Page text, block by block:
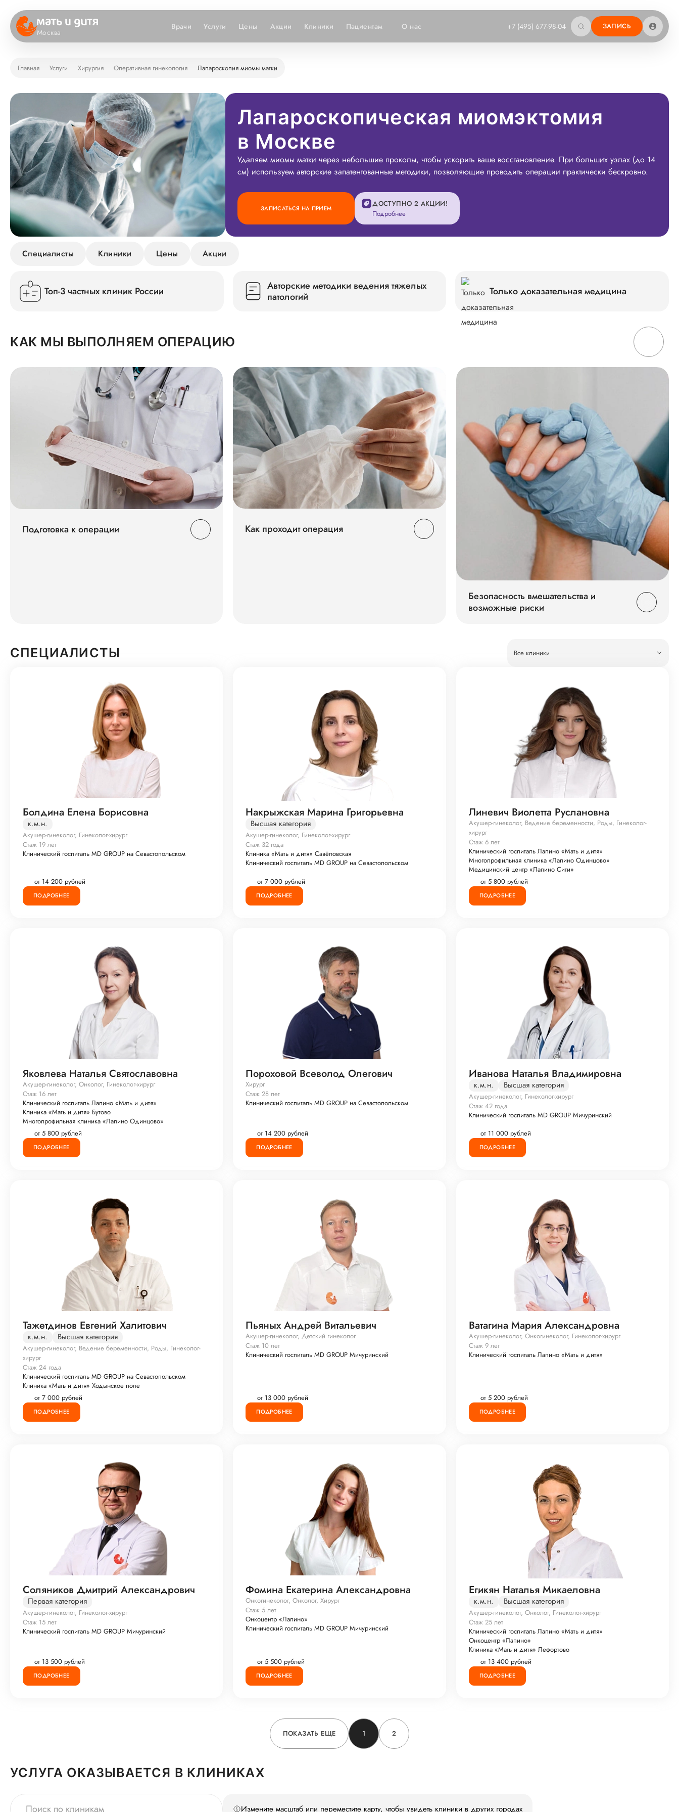
Москва
Врачи Услуги Цены Акции Клиники Пациентам О нас +7 (495) 677-98-04 ЗАПИСЬ
Главная Услуги Хирургия Оперативная гинекология Лапароскопия миомы матки
Лапароскопическая миомэктомия
в Москве
Удаляем миомы матки через небольшие проколы, чтобы ускорить ваше восстановление. При больших узлах (до 14
см) используем авторские запатентованные методики, позволяющие проводить операции практически бескровно.
ЗАПИСАТЬСЯ НА ПРИЕМ
ДОСТУПНО 2 АКЦИИ!
Подробнее
Специалисты Клиники Цены Акции
Топ-3 частных клиник России
Авторские методики ведения тяжелых
патологий
Только доказательная медицина
КАК МЫ ВЫПОЛНЯЕМ ОПЕРАЦИЮ
Подготовка к операции Как проходит операция
Безопасность вмешательства и
возможные риски
СПЕЦИАЛИСТЫ Все клиники
Болдина Елена Борисовна
к.м.н.
Акушер-гинеколог, Гинеколог-хирург
Стаж 19 лет
Клинический госпиталь MD GROUP на Севастопольском
от 14 200 рублей
ПОДРОБНЕЕ
Накрыжская Марина Григорьевна
Высшая категория
Акушер-гинеколог, Гинеколог-хирург
Стаж 32 года
Клиника «Мать и дитя» Савёловская
Клинический госпиталь MD GROUP на Севастопольском
от 7 000 рублей
ПОДРОБНЕЕ
Линевич Виолетта Руслановна
Акушер-гинеколог, Ведение беременности, Роды, Гинеколог-
хирург
Стаж 6 лет
Клинический госпиталь Лапино «Мать и дитя»
Многопрофильная клиника «Лапино Одинцово»
Медицинский центр «Лапино Сити»
от 5 800 рублей
ПОДРОБНЕЕ
Яковлева Наталья Святославовна
Акушер-гинеколог, Онколог, Гинеколог-хирург
Стаж 16 лет
Клинический госпиталь Лапино «Мать и дитя»
Клиника «Мать и дитя» Бутово
Многопрофильная клиника «Лапино Одинцово»
от 5 800 рублей
ПОДРОБНЕЕ
Пороховой Всеволод Олегович
Хирург
Стаж 28 лет
Клинический госпиталь MD GROUP на Севастопольском
от 14 200 рублей
ПОДРОБНЕЕ
Иванова Наталья Владимировна
к.м.н. Высшая категория
Акушер-гинеколог, Гинеколог-хирург
Стаж 42 года
Клинический госпиталь MD GROUP Мичуринский
от 11 000 рублей
ПОДРОБНЕЕ
Тажетдинов Евгений Халитович
к.м.н. Высшая категория
Акушер-гинеколог, Ведение беременности, Роды, Гинеколог-
хирург
Стаж 24 года
Клинический госпиталь MD GROUP на Севастопольском
Клиника «Мать и дитя» Ходынское поле
от 7 000 рублей
ПОДРОБНЕЕ
Пьяных Андрей Витальевич
Акушер-гинеколог, Детский гинеколог
Стаж 10 лет
Клинический госпиталь MD GROUP Мичуринский
от 13 000 рублей
ПОДРОБНЕЕ
Ватагина Мария Александровна
Акушер-гинеколог, Онкогинеколог, Гинеколог-хирург
Стаж 9 лет
Клинический госпиталь Лапино «Мать и дитя»
от 5 200 рублей
ПОДРОБНЕЕ
Соляников Дмитрий Александрович
Первая категория
Акушер-гинеколог, Гинеколог-хирург
Стаж 15 лет
Клинический госпиталь MD GROUP Мичуринский
от 13 500 рублей
ПОДРОБНЕЕ
Фомина Екатерина Александровна
Онкогинеколог, Онколог, Хирург
Стаж 5 лет
Онкоцентр «Лапино»
Клинический госпиталь MD GROUP Мичуринский
от 5 500 рублей
ПОДРОБНЕЕ
Егикян Наталья Микаеловна
к.м.н. Высшая категория
Акушер-гинеколог, Онколог, Гинеколог-хирург
Стаж 25 лет
Клинический госпиталь Лапино «Мать и дитя»
Онкоцентр «Лапино»
Клиника «Мать и дитя» Лефортово
от 13 400 рублей
ПОДРОБНЕЕ
ПОКАЗАТЬ ЕЩЕ 1 2
УСЛУГА ОКАЗЫВАЕТСЯ В КЛИНИКАХ
Измените масштаб или переместите карту, чтобы увидеть клиники в других городах